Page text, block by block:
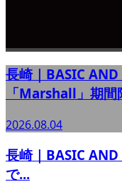
長崎｜BASIC
「Marshall」期
2026.08.04
長崎｜BASIC
で...